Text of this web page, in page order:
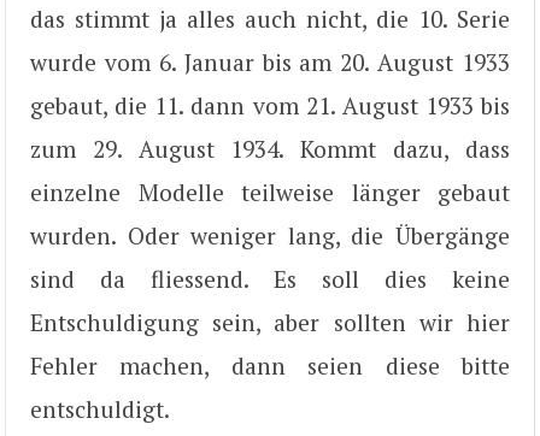
das stimmt ja alles auch nicht, die 10. Serie
wurde vom 6. Januar bis am 20. August 1933
gebaut, die 11. dann vom 21. August 1933 bis
zum 29. August 1934. Kommt dazu, dass
einzelne Modelle teilweise länger gebaut
wurden. Oder weniger lang, die Übergänge
sind da fliessend. Es soll dies keine
Entschuldigung sein, aber sollten wir hier
Fehler machen, dann seien diese bitte
entschuldigt.